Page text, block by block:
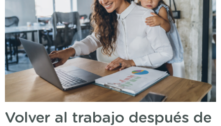
Volver al trabajo después de